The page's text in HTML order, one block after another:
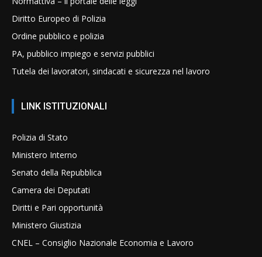
Diritto Europeo di Polizia
Ordine pubblico e polizia
PA, pubblico impiego e servizi pubblici
Tutela dei lavoratori, sindacati e sicurezza nel lavoro
LINK ISTITUZIONALI
Polizia di Stato
Ministero Interno
Senato della Repubblica
Camera dei Deputati
Diritti e Pari opportunità
Ministero Giustizia
CNEL – Consiglio Nazionale Economia e Lavoro